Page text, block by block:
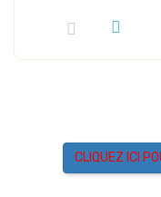
CLIQUEZ ICI